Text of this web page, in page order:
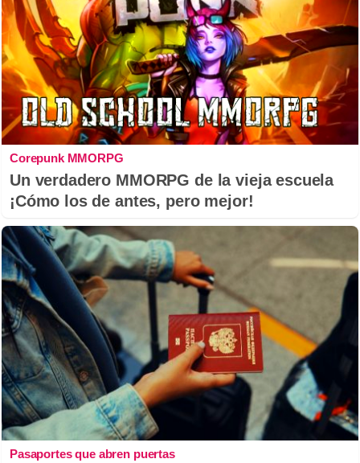
Corepunk MMORPG
Un verdadero MMORPG de la vieja escuela
¡Cómo los de antes, pero mejor!
Pasaportes que abren puertas